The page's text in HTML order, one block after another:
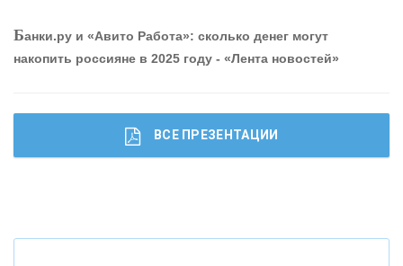
привлечь и удержать персонал - «Интервью»
Что будет с наличными деньгами при цифровом
Банки.ру и «Авито Работа»: сколько денег могут
накопить россияне в 2025 году - «Лента новостей»
ВСЕ ПРЕЗЕНТАЦИИ